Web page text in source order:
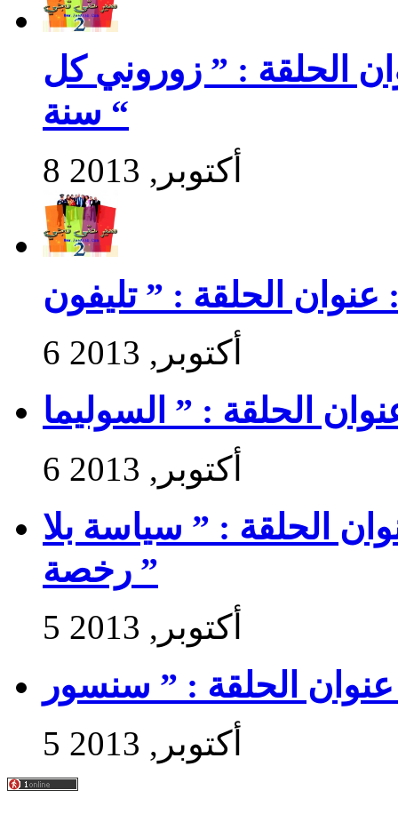
حتى تجي 2 : عنوان الحلقة : ” زوروني كل
سنة “
8 أكتوبر, 2013
6 أكتوبر, 2013
6 أكتوبر, 2013
سير حتى تجي 2 : عنوان الحلقة : ” سياسة بلا
رخصة ”
5 أكتوبر, 2013
5 أكتوبر, 2013